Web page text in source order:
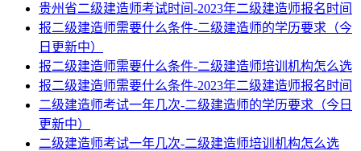
贵州省二级建造师考试时间-2023年二级建造师报名时间
报二级建造师需要什么条件-二级建造师的学历要求（今
日更新中）
报二级建造师需要什么条件-二级建造师培训机构怎么选
报二级建造师需要什么条件-2023年二级建造师报名时间
二级建造师考试一年几次-二级建造师的学历要求（今日
更新中）
二级建造师考试一年几次-二级建造师培训机构怎么选